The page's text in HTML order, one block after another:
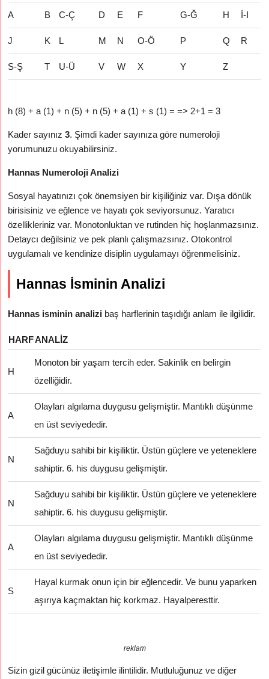
A B C-Ç D E F G-Ğ H İ-I
J K L M N O-Ö P Q R
S-Ş T U-Ü V W X Y Z
h (8) + a (1) + n (5) + n (5) + a (1) + s (1) = => 2+1 = 3
Kader sayınız3. Şimdi kader sayınıza göre numeroloji
yorumunuzu okuyabilirsiniz.
Hannas Numeroloji Analizi
Sosyal hayatınızı çok önemsiyen bir kişiliğiniz var. Dışa dönük
birisisiniz ve eğlence ve hayatı çok seviyorsunuz. Yaratıcı
özellikleriniz var. Monotonluktan ve rutinden hiç hoşlanmazsınız.
Detaycı değilsiniz ve pek planlı çalışmazsınız. Otokontrol
uygulamalı ve kendinize disiplin uygulamayı öğrenmelisiniz.
Hannas İsminin Analizi
Hannas isminin analizi baş harflerinin taşıdığı anlam ile ilgilidir.
HARFANALIZ
H
Monoton bir yaşam tercih eder. Sakinlik en belirgin
özelliğidir.
A
Olayları algılama duygusu gelişmiştir. Mantıklı düşünme
en üst seviyededir.
N
Sağduyu sahibi bir kişiliktir. Üstün güçlere ve yeteneklere
sahiptir. 6. his duygusu gelişmiştir.
N
Sağduyu sahibi bir kişiliktir. Üstün güçlere ve yeteneklere
sahiptir. 6. his duygusu gelişmiştir.
A
Olayları algılama duygusu gelişmiştir. Mantıklı düşünme
en üst seviyededir.
S
Hayal kurmak onun için bir eğlencedir. Ve bunu yaparken
aşırıya kaçmaktan hiç korkmaz. Hayalperesttir.
reklam
Sizin gizil gücünüz iletişimle ilintilidir. Mutluluğunuz ve diğer